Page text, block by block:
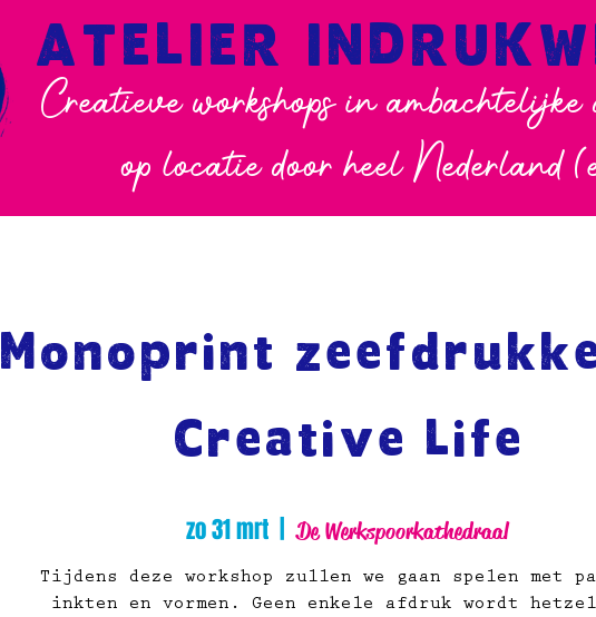
Creatieve workshops in ambachtelijke
op locatie door heel Nederland
ATELIER
Monoprint
Creative Life
zo 31 mrt
  |
De Werkspoorkathedraal
Tijdens deze workshop zullen we gaan spelen met
inkten en vormen. Geen enkele afdruk wordt